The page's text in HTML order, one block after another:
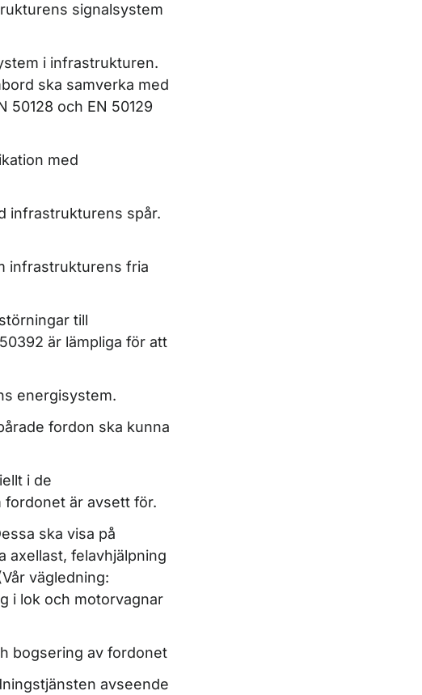
signalsystem
i infrastrukturen.
ska samverka med
50128 och EN 50129
med
infrastrukturens spår.
infrastrukturens fria
till
är lämpliga för att
energisystem.
fordon ska kunna
i de
fordonet är avsett för.
ska visa på
axellast, felavhjälpning
vägledning:
i lok och motorvagnar
bogsering av fordonet
avseende